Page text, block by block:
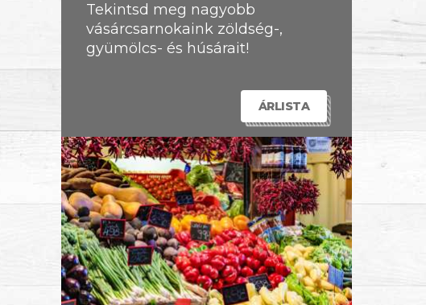
Tekintsd meg nagyobb
vásárcsarnokaink zöldség-,
gyümölcs- és húsárait!
ÁRLISTA